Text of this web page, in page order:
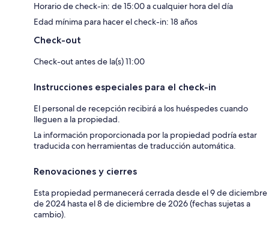
Horario de check-in: de 15:00 a cualquier hora del día
Edad mínima para hacer el check-in: 18 años
Check-out
Check-out antes de la(s) 11:00
Instrucciones especiales para el check-in
El personal de recepción recibirá a los huéspedes cuando
lleguen a la propiedad.
La información proporcionada por la propiedad podría estar
traducida con herramientas de traducción automática.
Renovaciones y cierres
Esta propiedad permanecerá cerrada desde el 9 de diciembre
de 2024 hasta el 8 de diciembre de 2026 (fechas sujetas a
cambio).